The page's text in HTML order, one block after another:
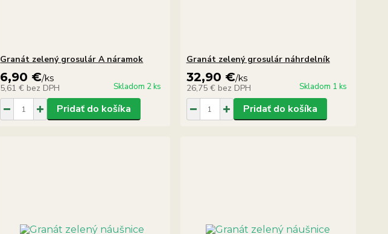
Granát zelený grosulár A náramok
6,90 €/ks
5,61 € bez DPH Skladom 2 ks
Pridať do košíka
Granát zelený grosulár náhrdelník
32,90 €/ks
26,75 € bez DPH Skladom 1 ks
Pridať do košíka